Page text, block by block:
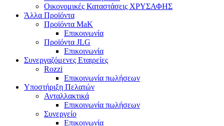
Οικονομικές Καταστάσεις ΧΡΥΣΑΦΗΣ
Άλλα Προϊόντα
Προϊόντα MaK
Επικοινωνία
Προϊόντα JLG
Επικοινωνία
Συνεργαζόμενες Εταιρείες
Rozzi
Επικοινωνία πωλήσεων
Υποστήριξη Πελατών
Ανταλλακτικά
Επικοινωνία πωλήσεων
Συνεργείο
Επικοινωνία